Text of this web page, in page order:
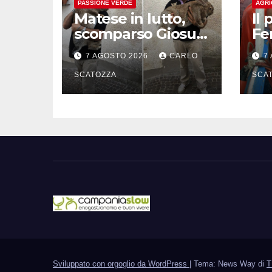
PASSIONE VERDE
Matese in lutto,
scomparso Giosuè
il coniglio gigante
pluripremiato
7 AGOSTO 2026 CARLO
SCATOZZA
Il
7
Sviluppato con orgoglio da WordPress Tema: News Way di